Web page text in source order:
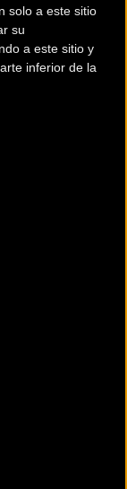
solo a este sitio
su
a este sitio y
inferior de la